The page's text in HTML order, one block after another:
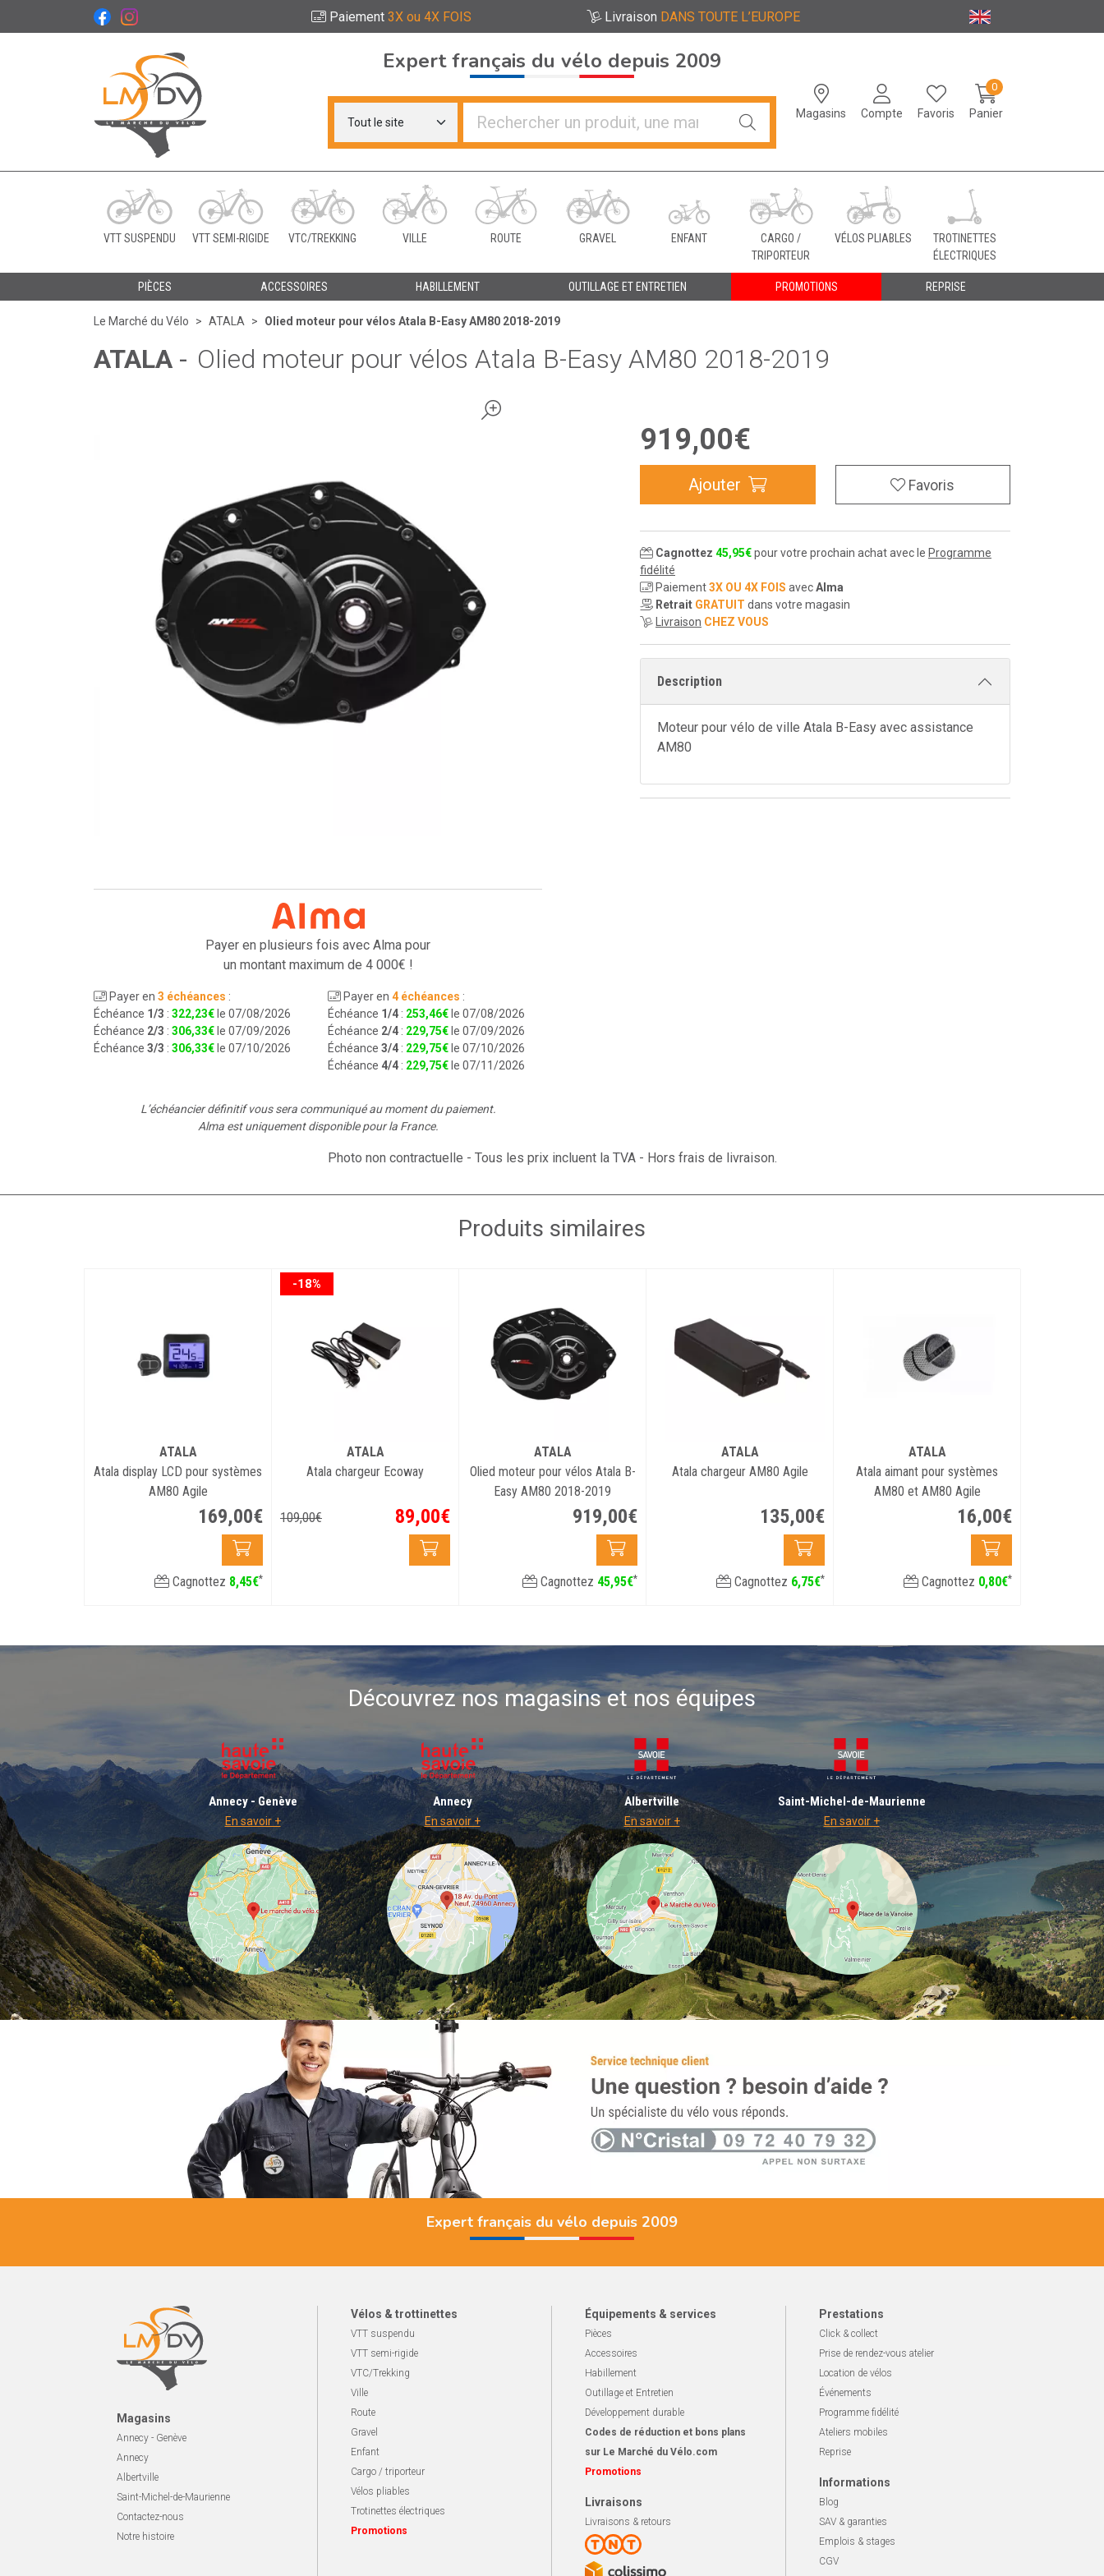
Paiement 3X ou 4X FOIS Livraison DANS TOUTE L’EUROPE
Le Marché du Vélo Votre distributeurs de vélo
Magasins Compte Favoris Panier
0
Expert français du vélo depuis 2009
VTT SUSPENDU VTT SEMI-RIGIDE VTC/TREKKING VILLE ROUTE GRAVEL ENFANT
CARGO /
TRIPORTEUR
VÉLOS PLIABLES
TROTINETTES
ÉLECTRIQUES
PIÈCES ACCESSOIRES HABILLEMENT OUTILLAGE ET ENTRETIEN PROMOTIONS REPRISE
Le Marché du Vélo ATALA Olied moteur pour vélos Atala B-Easy AM80 2018-2019
ATALA - Olied moteur pour vélos Atala B-Easy AM80 2018-2019
Payer en plusieurs fois avec Alma pour
un montant maximum de 4 000€ !
Payer en 3 échéances :
Échéance 1/3 : 322,23€ le 07/08/2026
Échéance 2/3 : 306,33€ le 07/09/2026
Échéance 3/3 : 306,33€ le 07/10/2026
Payer en 4 échéances :
Échéance 1/4 : 253,46€ le 07/08/2026
Échéance 2/4 : 229,75€ le 07/09/2026
Échéance 3/4 : 229,75€ le 07/10/2026
Échéance 4/4 : 229,75€ le 07/11/2026
L’échéancier définitif vous sera communiqué au moment du paiement.
Alma est uniquement disponible pour la France.
919,00€
Ajouter Favoris
Cagnottez 45,95€pour votre prochain achat avec le Programme
fidélité
Paiement3X OU 4X FOIS avecAlma
Retrait GRATUIT dans votre magasin
Livraison CHEZ VOUS
Description
Moteur pour vélo de ville Atala B-Easy avec assistance
AM80
Photo non contractuelle - Tous les prix incluent la TVA - Hors frais de livraison.
Produits similaires
ATALA
Atala display LCD pour systèmes
AM80 Agile
169,00€
Cagnottez 8,45€*
-18%
ATALA
Atala chargeur Ecoway
109,00€ 89,00€
ATALA
Olied moteur pour vélos Atala B-
Easy AM80 2018-2019
919,00€
Cagnottez 45,95€*
ATALA
Atala chargeur AM80 Agile
135,00€
Cagnottez 6,75€*
ATALA
Atala aimant pour systèmes
AM80 et AM80 Agile
16,00€
Cagnottez 0,80€*
Découvrez nos magasins et nos équipes
Annecy - Genève
En savoir +
Annecy
En savoir +
Albertville
En savoir +
Saint-Michel-de-Maurienne
En savoir +
Expert français du vélo depuis 2009
Magasins
Annecy - Genève
Annecy
Albertville
Saint-Michel-de-Maurienne
Contactez-nous
Notre histoire
Vélos & trottinettes
VTT suspendu
VTT semi-rigide
VTC/Trekking
Ville
Route
Gravel
Enfant
Cargo / triporteur
Vélos pliables
Trotinettes électriques
Promotions
Équipements & services
Pièces
Accessoires
Habillement
Outillage et Entretien
Développement durable
Codes de réduction et bons plans
sur Le Marché du Vélo.com
Promotions
Livraisons
Livraisons & retours
Prestations
Click & collect
Prise de rendez-vous atelier
Location de vélos
Événements
Programme fidélité
Ateliers mobiles
Reprise
Informations
Blog
SAV & garanties
Emplois & stages
CGV